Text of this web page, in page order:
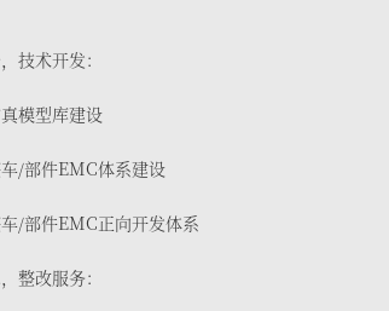
技术开发：
模型库建设
/部件EMC体系建设
/部件EMC正向开发体系
整改服务：